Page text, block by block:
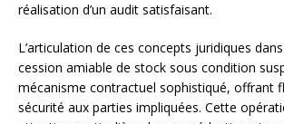
réalisation d’un audit satisfaisant.
L’articulation de ces concepts juridiques dans
cession amiable de stock sous condition
mécanisme contractuel sophistiqué, offrant
sécurité aux parties impliquées. Cette